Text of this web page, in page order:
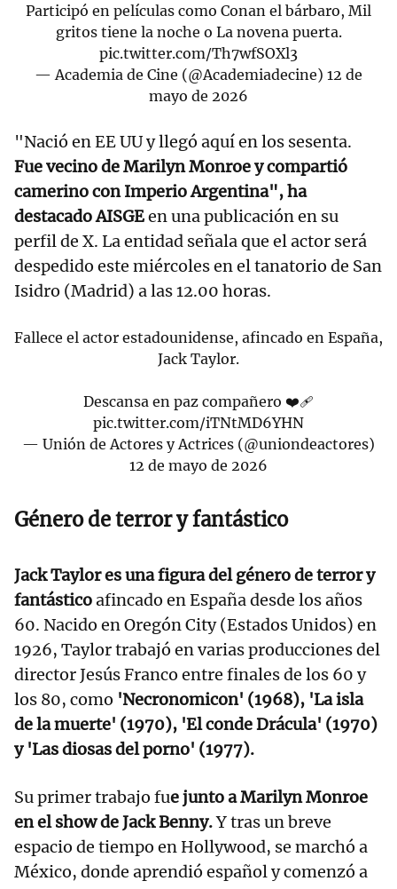
Participó en películas como Conan el bárbaro, Mil
gritos tiene la noche o La novena puerta.
pic.twitter.com/Th7wfSOXl3
— Academia de Cine (@Academiadecine) 12 de
mayo de 2026
"Nació en EE UU y llegó aquí en los sesenta.
Fue vecino de Marilyn Monroe y compartió
camerino con Imperio Argentina", ha
destacado AISGEen una publicación en su
perfil de X. La entidad señala que el actor será
despedido este miércoles en el tanatorio de San
Isidro (Madrid) a las 12.00 horas.
Fallece el actor estadounidense, afincado en España,
Jack Taylor.
Descansa en paz compañero ❤️‍🩹
pic.twitter.com/iTNtMD6YHN
— Unión de Actores y Actrices (@uniondeactores)
12 de mayo de 2026
Género de terror y fantástico
Jack Taylor es una figura del género de terror y
fantásticoafincado en España desde los años
60. Nacido en Oregón City (Estados Unidos) en
1926, Taylor trabajó en varias producciones del
director Jesús Franco entre finales de los 60 y
los 80, como 'Necronomicon' (1968), 'La isla
de la muerte' (1970), 'El conde Drácula' (1970)
y 'Las diosas del porno' (1977).
Su primer trabajo fue junto a Marilyn Monroe
en el show de Jack Benny.Y tras un breve
espacio de tiempo en Hollywood, se marchó a
México, donde aprendió español y comenzó a